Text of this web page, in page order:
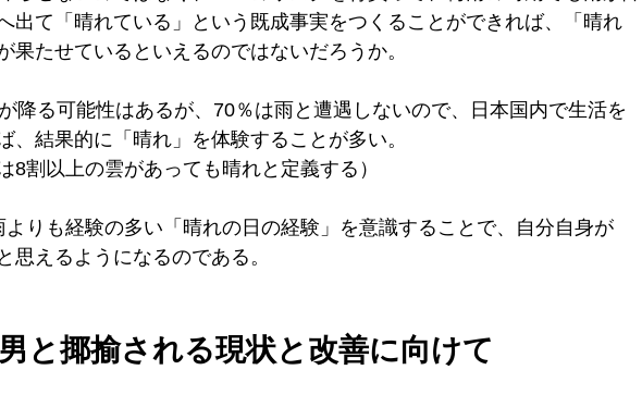
出て「晴れている」という既成事実をつくることができれば、「晴れ
果たせているといえるのではないだろうか。
降る可能性はあるが、70％は雨と遭遇しないので、日本国内で生活を
、結果的に「晴れ」を体験することが多い。
8割以上の雲があっても晴れと定義する）
りも経験の多い「晴れの日の経験」を意識することで、自分自身が
思えるようになるのである。
と揶揄される現状と改善に向けて